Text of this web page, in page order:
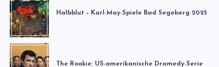
Halbblut – Karl-May-Spiele Bad Segeberg 2025
The Rookie: US-amerikanische Dramedy-Serie